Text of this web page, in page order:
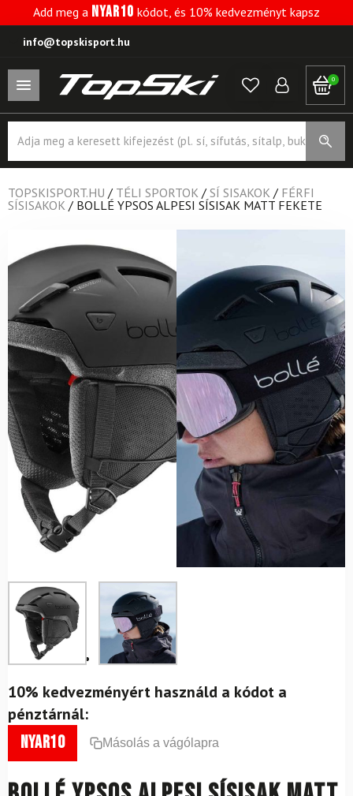
Add meg a NYAR10 kódot, és 10% kedvezményt kapsz
info@topskisport.hu
0
search
TOPSKISPORT.HU / TÉLI SPORTOK / SÍ SISAKOK / FÉRFI
SÍSISAKOK / BOLLÉ YPSOS ALPESI SÍSISAK MATT FEKETE
10% kedvezményért használd a kódot a
pénztárnál:
nyar10 Másolás a vágólapra